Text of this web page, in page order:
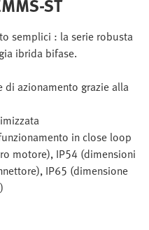
ST
semplici : la serie robusta
ibrida bifase.
azionamento grazie alla
in close loop
motore), IP54 (dimensioni
IP65 (dimensione